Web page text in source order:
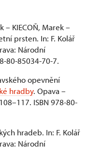
– KIECOŇ, Marek –
prsten. In: F. Kolář
Národní
80-85034-70-7.
opevnění
hradby. Opava –
ISBN 978-80-
hradeb. In: F. Kolář
Národní